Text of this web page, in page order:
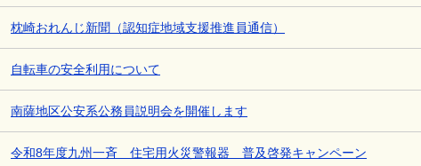
枕崎おれんじ新聞（認知症地域支援推進員通信）
自転車の安全利用について
南薩地区公安系公務員説明会を開催します
令和8年度九州一斉 住宅用火災警報器 普及啓発キャンペーン